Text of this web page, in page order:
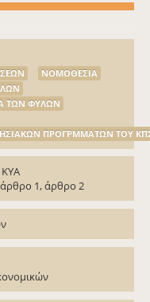
ΝΟΜΟΘΕΣΙΑ
ΤΩΝ ΦΥΛΩΝ
ΠΡΟΓΡΜΜΑΤΩΝ ΤΟΥ
άρθρο 1, άρθρο 2